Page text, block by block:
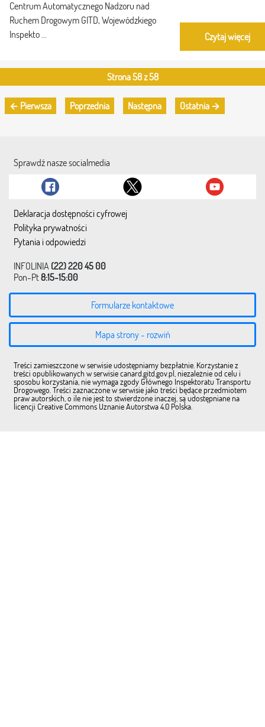
Centrum Automatycznego Nadzoru nad
Ruchem Drogowym GITD, Wojewódzkiego
Inspekto ...
Czytaj więcej
Strona 58 z 58
← Pierwsza Poprzednia Następna Ostatnia →
Sprawdź nasze socialmedia
Deklaracja dostępności cyfrowej
Polityka prywatności
Pytania i odpowiedzi
INFOLINIA (22) 220 45 00
Pon-Pt8:15-15:00
Formularze kontaktowe
Mapa strony - rozwiń
Treści zamieszczone w serwisie udostępniamy bezpłatnie. Korzystanie z
treści opublikowanych w serwisie canard.gitd.gov.pl, niezależnie od celu i
sposobu korzystania, nie wymaga zgody Głównego Inspektoratu Transportu
Drogowego. Treści zaznaczone w serwisie jako treści będące przedmiotem
praw autorskich, o ile nie jest to stwierdzone inaczej, są udostępniane na
licencji Creative Commons Uznanie Autorstwa 4.0 Polska.